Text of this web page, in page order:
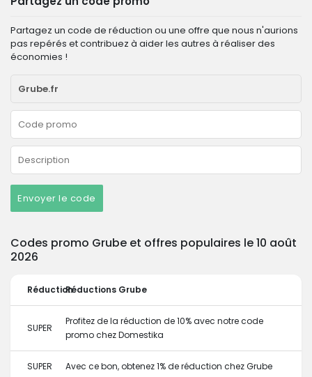
Partagez un code de réduction ou une offre que nous n'aurions
pas repérés et contribuez à aider les autres à réaliser des
économies !
Envoyer le code
Codes promo Grube et offres populaires le 10 août
2026
RéductionRéductions Grube
SUPER
Profitez de la réduction de 10% avec notre code
promo chez Domestika
SUPER Avec ce bon, obtenez 1% de réduction chez Grube